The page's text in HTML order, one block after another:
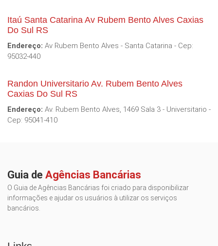
Itaú Santa Catarina Av Rubem Bento Alves Caxias
Do Sul RS
Endereço: Av Rubem Bento Alves - Santa Catarina - Cep:
95032-440
Randon Universitario Av. Rubem Bento Alves
Caxias Do Sul RS
Endereço: Av. Rubem Bento Alves, 1469 Sala 3 - Universitario -
Cep: 95041-410
Guia de Agências Bancárias
O Guia de Agências Bancárias foi criado para disponibilizar
informações e ajudar os usuários à utilizar os serviços
bancários.